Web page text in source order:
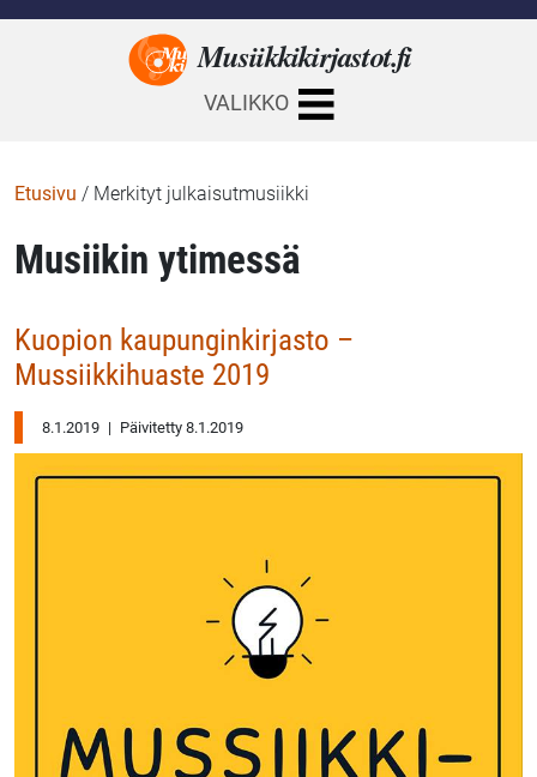
Musiikkikirjastot.fi
VALIKKO
Etusivu / Merkityt julkaisutmusiikki
Musiikin ytimessä
Kuopion kaupunginkirjasto –
Mussiikkihuaste 2019
8.1.2019 | Päivitetty 8.1.2019